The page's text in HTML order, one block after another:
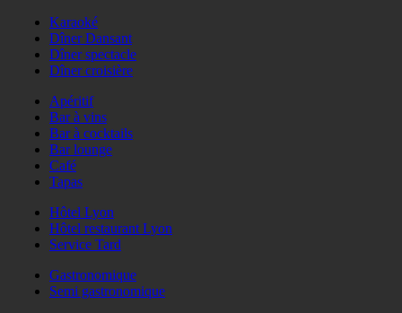
Karaoké
Dîner Dansant
Dîner spectacle
Dîner croisière
Apéritif
Bar à vins
Bar à cocktails
Bar lounge
Café
Tapas
Hôtel Lyon
Hôtel restaurant Lyon
Service Tard
Gastronomique
Semi gastronomique